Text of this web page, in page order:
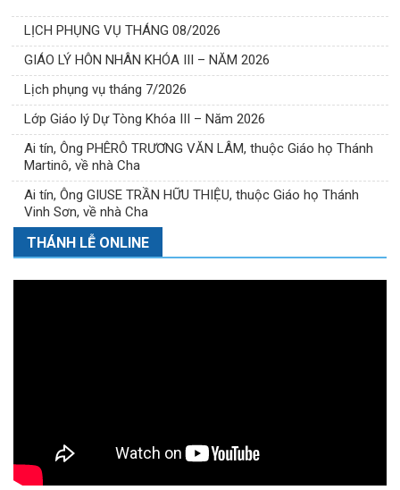
LỊCH PHỤNG VỤ THÁNG 08/2026
GIÁO LÝ HÔN NHÂN KHÓA III – NĂM 2026
Lịch phụng vụ tháng 7/2026
Lớp Giáo lý Dự Tòng Khóa III – Năm 2026
Ai tín, Ông PHÊRÔ TRƯƠNG VĂN LÂM, thuộc Giáo họ Thánh
Martinô, về nhà Cha
Ai tín, Ông GIUSE TRẦN HỮU THIỆU, thuộc Giáo họ Thánh
Vinh Sơn, về nhà Cha
THÁNH LỄ ONLINE